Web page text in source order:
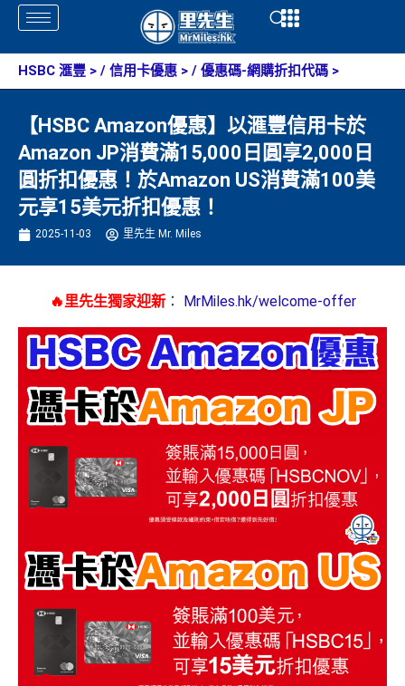
Skip
content
Open
HSBC 滙豐 > / 信用卡優惠 > / 優惠碼-網購折扣代碼 >
【HSBC Amazon優惠】以滙豐信用卡於
Amazon JP消費滿15,000日圓享2,000日
圓折扣優惠！於Amazon US消費滿100美
元享15美元折扣優惠！
2025-11-03 里先生 Mr. Miles
🔥里先生獨家迎新： MrMiles.hk/welcome-offer